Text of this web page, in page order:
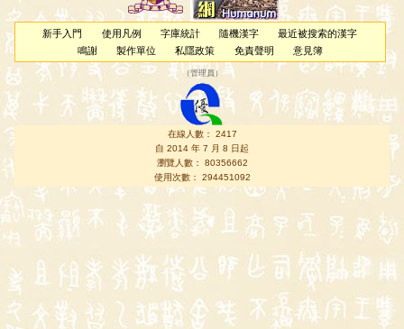
新手入門 使用凡例 字庫統計 隨機漢字
最近被搜索的漢字
鳴謝
製作單位 私隱政策 免責聲明 意見簿
（管理員 ）
在線人數： 2417
自 2014 年 7 月 8 日起
瀏覽人數： 80356662
使用次數： 294451092